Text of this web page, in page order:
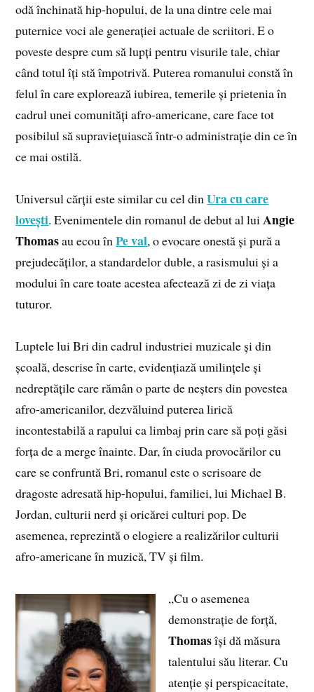
odă închinată hip-hopului, de la una dintre cele mai
puternice voci ale generației actuale de scriitori. E o
poveste despre cum să lupți pentru visurile tale, chiar
când totul îți stă împotrivă. Puterea romanului constă în
felul în care explorează iubirea, temerile și prietenia în
cadrul unei comunități afro-americane, care face tot
posibilul să supraviețuiască într-o administrație din ce în
ce mai ostilă.
Universul cărții este similar cu cel dinUra cu care
lovești. Evenimentele din romanul de debut al luiAngie
Thomasau ecou înPe val, o evocare onestă și pură a
prejudecăților, a standardelor duble, a rasismului și a
modului în care toate acestea afectează zi de zi viața
tuturor.
Luptele lui Bri din cadrul industriei muzicale și din
școală, descrise în carte, evidențiază umilințele și
nedreptățile care rămân o parte de neșters din povestea
afro-americanilor, dezvăluind puterea lirică
incontestabilă a rapului ca limbaj prin care să poți găsi
forța de a merge înainte. Dar, în ciuda provocărilor cu
care se confruntă Bri, romanul este o scrisoare de
dragoste adresată hip-hopului, familiei, lui Michael B.
Jordan, culturii nerd și oricărei culturi pop. De
asemenea, reprezintă o elogiere a realizărilor culturii
afro-americane în muzică, TV și film.
„Cu o asemenea
demonstrație de forță,
Thomasîși dă măsura
talentului său literar. Cu
atenție și perspicacitate,